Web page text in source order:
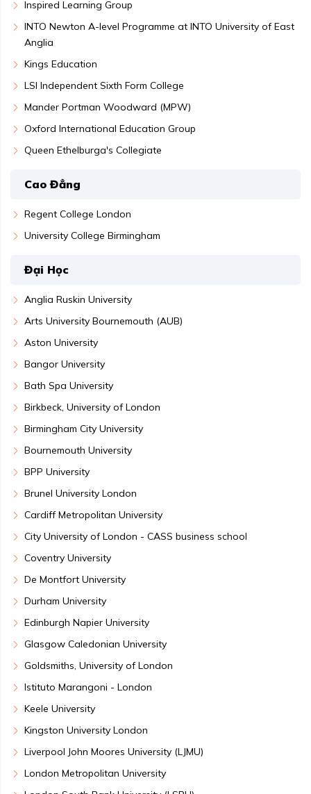
Inspired Learning Group
INTO Newton A-level Programme at INTO University of East
Anglia
Kings Education
LSI Independent Sixth Form College
Mander Portman Woodward (MPW)
Oxford International Education Group
Queen Ethelburga's Collegiate
Cao Đẳng
Regent College London
University College Birmingham
Đại Học
Anglia Ruskin University
Arts University Bournemouth (AUB)
Aston University
Bangor University
Bath Spa University
Birkbeck, University of London
Birmingham City University
Bournemouth University
BPP University
Brunel University London
Cardiff Metropolitan University
City University of London - CASS business school
Coventry University
De Montfort University
Durham University
Edinburgh Napier University
Glasgow Caledonian University
Goldsmiths, University of London
Istituto Marangoni - London
Keele University
Kingston University London
Liverpool John Moores University (LJMU)
London Metropolitan University